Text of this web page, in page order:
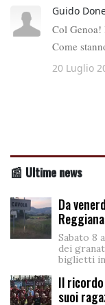
📰 Ultime news
Da
Sabato 8
dei
biglietti in
Il
suoi